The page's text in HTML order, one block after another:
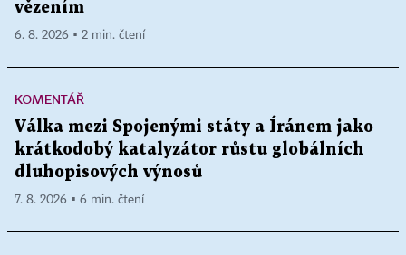
vězením
6. 8. 2026 ▪ 2 min. čtení
KOMENTÁŘ
Válka mezi Spojenými státy a Íránem jako
krátkodobý katalyzátor růstu globálních
dluhopisových výnosů
7. 8. 2026 ▪ 6 min. čtení